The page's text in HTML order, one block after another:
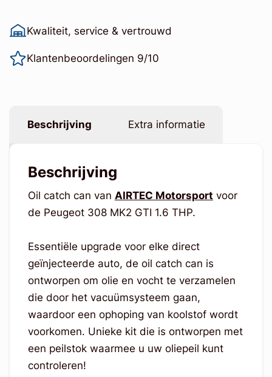
Kwaliteit, service & vertrouwd
Klantenbeoordelingen 9/10
Beschrijving Extra informatie
Beschrijving
Oil catch can van AIRTEC Motorsport voor
de Peugeot 308 MK2 GTI 1.6 THP.
Essentiële upgrade voor elke direct
geïnjecteerde auto, de oil catch can is
ontworpen om olie en vocht te verzamelen
die door het vacuümsysteem gaan,
waardoor een ophoping van koolstof wordt
voorkomen. Unieke kit die is ontworpen met
een peilstok waarmee u uw oliepeil kunt
controleren!